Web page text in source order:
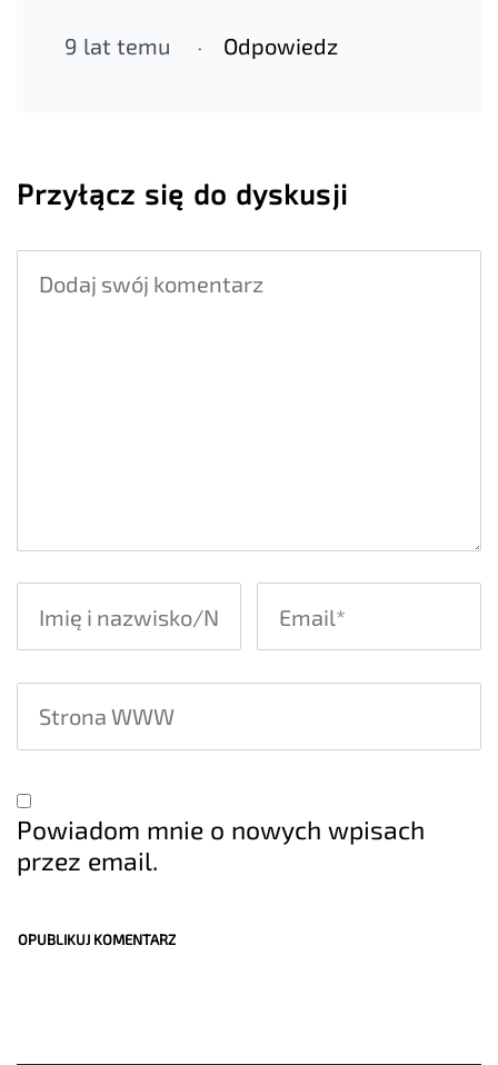
9 lat temu Odpowiedz
Przyłącz się do dyskusji
Powiadom mnie o nowych wpisach
przez email.